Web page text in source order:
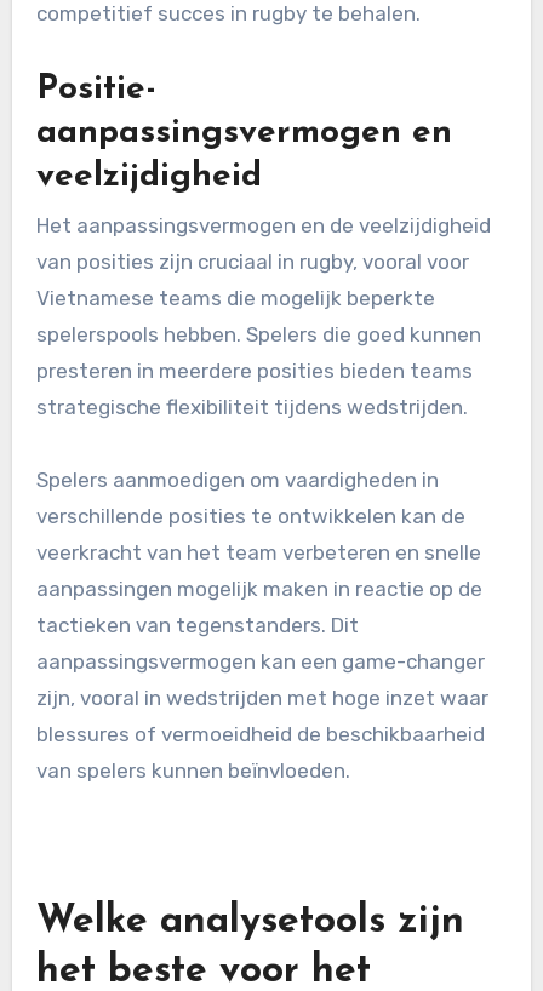
competitief succes in rugby te behalen.
Positie-
aanpassingsvermogen en
veelzijdigheid
Het aanpassingsvermogen en de veelzijdigheid
van posities zijn cruciaal in rugby, vooral voor
Vietnamese teams die mogelijk beperkte
spelerspools hebben. Spelers die goed kunnen
presteren in meerdere posities bieden teams
strategische flexibiliteit tijdens wedstrijden.
Spelers aanmoedigen om vaardigheden in
verschillende posities te ontwikkelen kan de
veerkracht van het team verbeteren en snelle
aanpassingen mogelijk maken in reactie op de
tactieken van tegenstanders. Dit
aanpassingsvermogen kan een game-changer
zijn, vooral in wedstrijden met hoge inzet waar
blessures of vermoeidheid de beschikbaarheid
van spelers kunnen beïnvloeden.